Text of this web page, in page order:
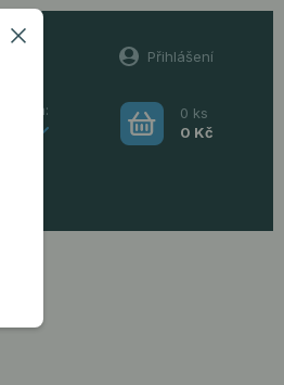
Přihlášení
0 ks
0 Kč